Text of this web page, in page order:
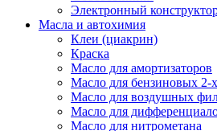
Электронный
Масла и автохимия
Клеи (циакрин)
Краска
Масло для амортизаторов
Масло для бензиновых 2-
Масло для воздушных
Масло для
Масло для нитрометана